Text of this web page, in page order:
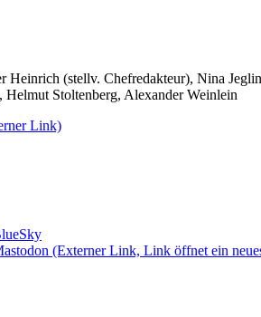
Heinrich (stellv. Chefredakteur), Nina
Stoltenberg, Alexander Weinlein
Link)
(Externer Link, Link öffnet ein